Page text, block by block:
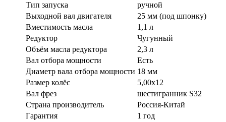
Тип запуска
ручной
Выходной вал двигателя
25 мм (под шпонку)
Вместимость масла
1,1 л
Редуктор
Чугунный
Объём масла редуктора
2,3 л
Вал отбора мощности
Есть
Диаметр вала отбора мощности 18 мм
Размер колёс
5,00x12
Вал фрез
шестигранник S32
Страна производитель
Россия-Китай
Гарантия
1 год